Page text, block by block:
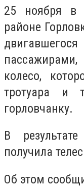
25 ноября в
районе
пассажирами,
колесо,
тротуара и
горловчанку.
В
получила
Об этом